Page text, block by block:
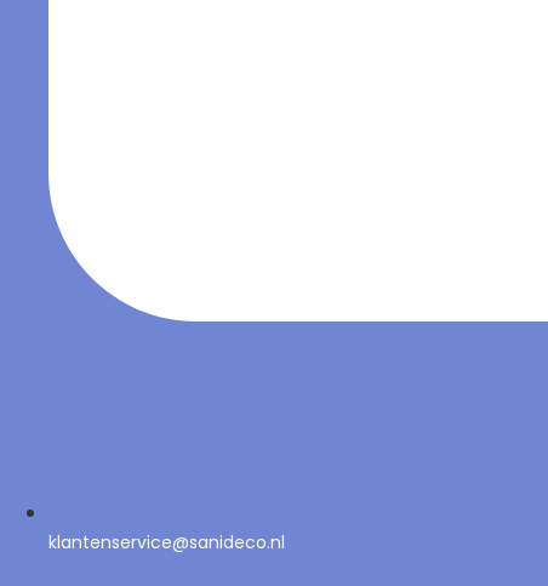
klantenservice@sanideco.nl